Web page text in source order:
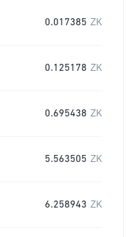
0.017385 ZK
0.125178 ZK
0.695438 ZK
5.563505 ZK
6.258943 ZK